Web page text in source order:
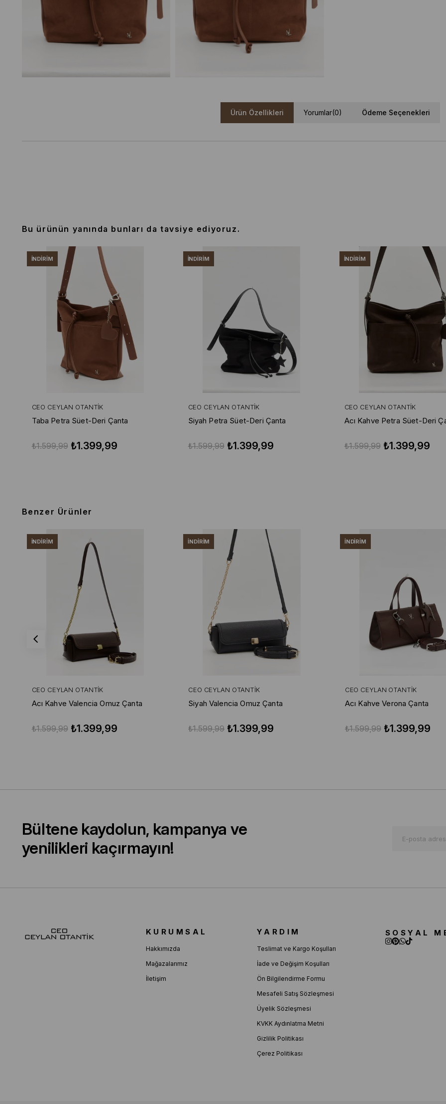
Ürün Özellikleri Yorumlar(0) Ödeme Seçenekleri
Bu ürünün yanında bunları da tavsiye ediyoruz.
CEO CEYLAN OTANTIK
Taba Petra Süet-Deri Çanta
₺1.399,99
₺1.599,99
İNDIRIM
CEO CEYLAN OTANTIK
Siyah Petra Süet-Deri Çanta
₺1.399,99
₺1.599,99
İNDIRIM
CEO CEYLAN OTANTIK
Acı Kahve Petra Süet-Deri
₺1.399,99
₺1.599,99
İNDIRIM
Benzer Ürünler
CEO CEYLAN OTANTIK
Acı Kahve Valencia Omuz Çanta
₺1.399,99
₺1.599,99
İNDIRIM
CEO CEYLAN OTANTIK
Siyah Valencia Omuz Çanta
₺1.399,99
₺1.599,99
İNDIRIM
CEO CEYLAN OTANTIK
Acı Kahve Verona Çanta
₺1.399,99
₺1.599,99
İNDIRIM
Bültene kaydolun, kampanya ve
yenilikleri kaçırmayın!
KURUMSAL
Hakkımızda
Mağazalarımız
İletişim
YARDIM
Teslimat ve Kargo Koşulları
İade ve Değişim Koşulları
Ön Bilgilendirme Formu
Mesafeli Satış Sözleşmesi
Üyelik Sözleşmesi
KVKK Aydınlatma Metni
Gizlilik Politikası
Çerez Politikası
SOSYAL